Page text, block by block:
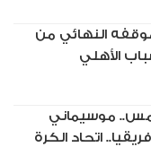
النهائي من
الأهلي
موسيماني
اتحاد الكرة